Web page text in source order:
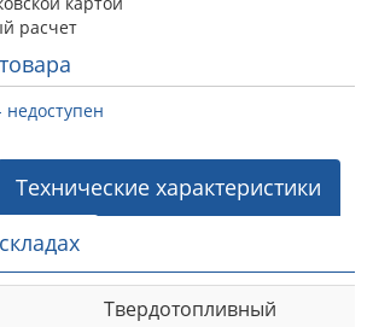
расчет
Технические характеристики
Твердотопливный